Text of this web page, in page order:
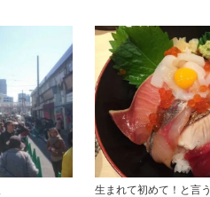
生まれて初めて！と言